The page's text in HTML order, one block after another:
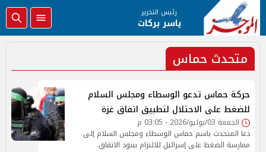
رئيس التحرير
ياسر بركات
متحدث حماس
حركة حماس تدعو الوسطاء ومجلس السلام
للضغط على الاحتلال لتطبيق اتفاق غزة
الجمعة 03/يوليو/2026 - 03:05 م
دعا المتحدث باسم حماس الوسطاء ومجلس السلام إلى
ممارسة الضغط على إسرائيل للالتزام ببنود الاتفاق.